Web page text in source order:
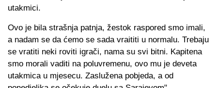
utakmici.
Ovo je bila strašnja patnja, žestok raspored smo imali,
a nadam se da ćemo se sada vraititi u normalu. Trebaju
se vratiti neki roviti igrači, nama su svi bitni. Kapitena
smo morali vaditi na poluvremenu, ovo mu je deveta
utakmica u mjesecu. Zaslužena pobjeda, a od